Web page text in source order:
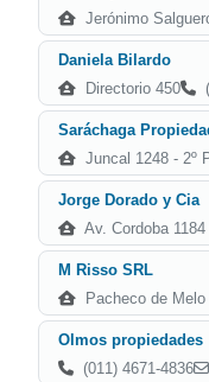
Jerónimo
Daniela Bilardo
Directorio 450
Saráchaga
Juncal 1248 - 2º
Jorge Dorado y Cia
Av. Cordoba
M Risso SRL
Pacheco de Melo
Olmos propiedades
(011) 4671-4836